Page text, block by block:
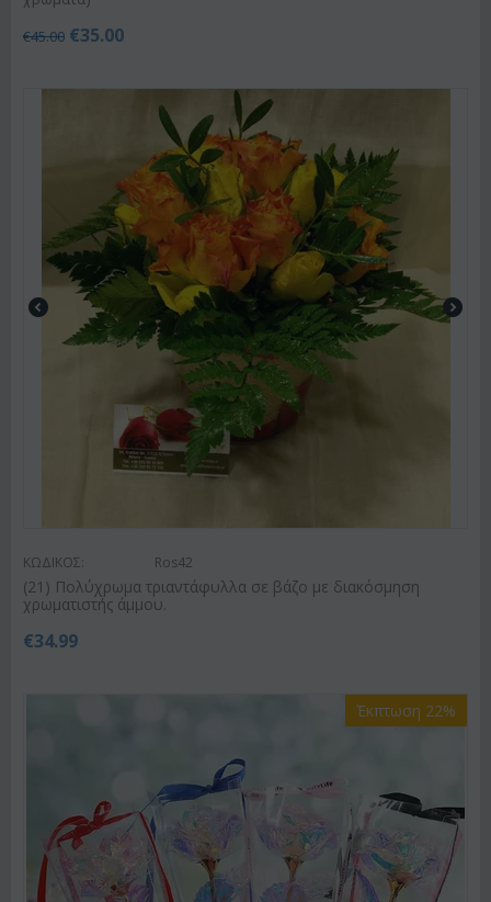
€45.00 €35.00
ΚΩΔΙΚΟΣ: Ros42
(21) Πολύχρωμα τριαντάφυλλα σε βάζο με διακόσμηση
χρωματιστής άμμου.
€34.99
Έκπτωση 22%